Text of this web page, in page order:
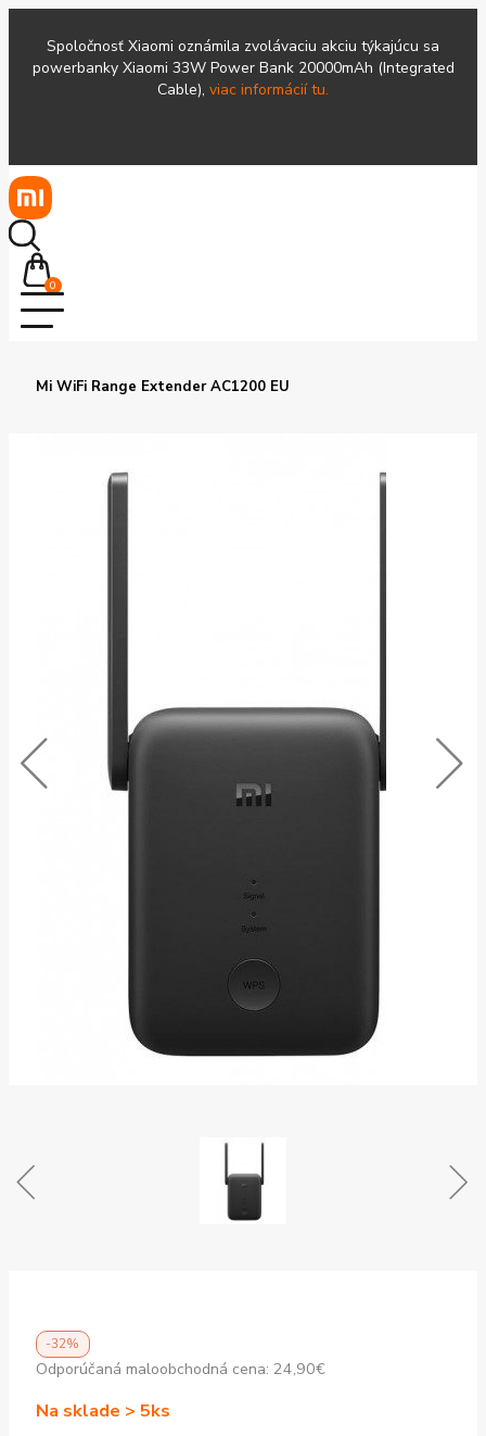
Spoločnosť Xiaomi oznámila zvolávaciu akciu týkajúcu sa
powerbanky Xiaomi 33W Power Bank 20000mAh (Integrated
Cable), viac informácií tu.
0
Mi WiFi Range Extender AC1200 EU
-32%
Odporúčaná maloobchodná cena: 24,90€
Na sklade > 5ks